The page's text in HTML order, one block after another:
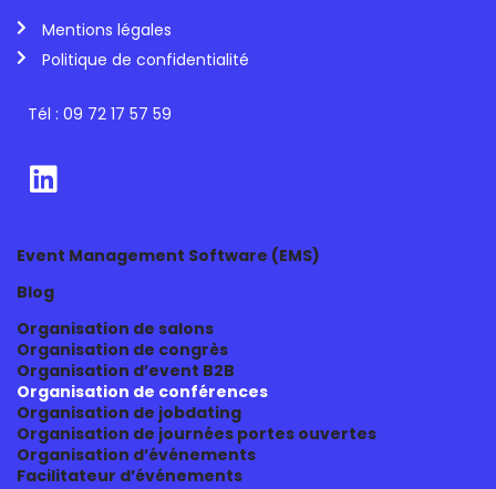
Mentions légales
Politique de confidentialité
Tél : 09 72 17 57 59
Event Management Software (EMS)
Blog
Organisation de salons
Organisation de congrès
Organisation d’event B2B
Organisation de conférences
Organisation de jobdating
Organisation de journées portes ouvertes
Organisation d’événements
Facilitateur d’événements